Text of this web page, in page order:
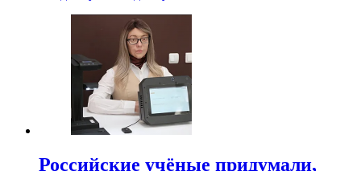
Российские учёные придумали,